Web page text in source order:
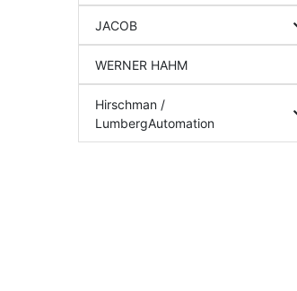
JACOB
WERNER HAHM
Hirschman /
LumbergAutomation